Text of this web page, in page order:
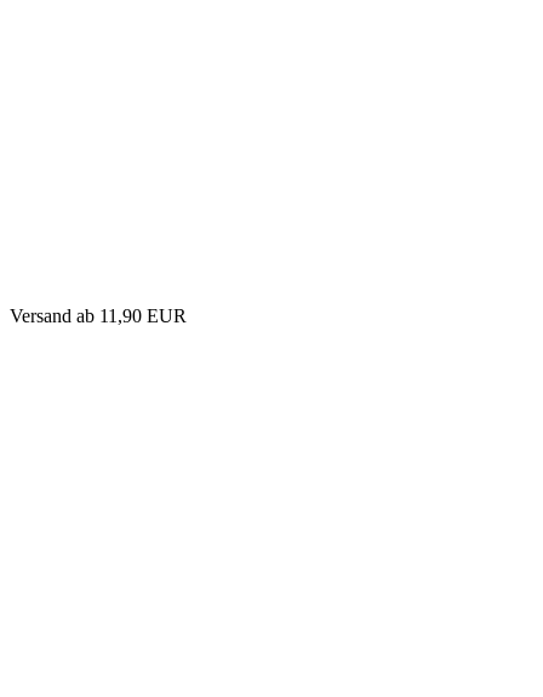
Versand ab 11,90 EUR